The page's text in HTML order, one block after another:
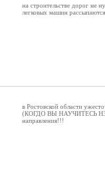
на строительстве дорог не
легковых машин
в Ростовской области
(КОГДО ВЫ НАУЧИТЕСЬ
направления!!!